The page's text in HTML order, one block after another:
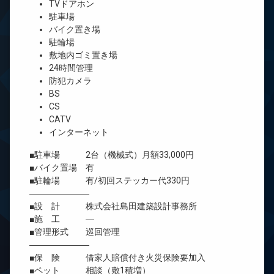
TVドアホン
駐車場
バイク置き場
駐輪場
敷地内ゴミ置き場
24時間管理
防犯カメラ
BS
CS
CATV
インターネット
■駐車場 2台（機械式）月額33,000円
■バイク置場 有
■駐輪場 有/初回ステッカー代330円
―――――――
■設 計 株式会社島田建築設計事務所
■施 工 ―
■管理形式 巡回管理
―――――――
■保 険 借家人賠償付き火災保険要加入
■ペット 相談（敷1積増）